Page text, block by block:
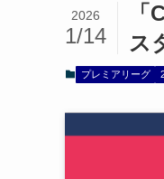
ス
2026
1/14
プレミアリーグ